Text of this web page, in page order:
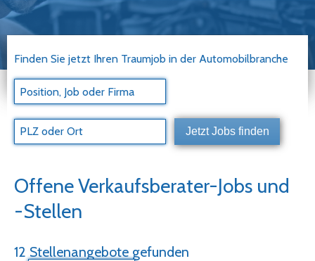
Finden Sie jetzt Ihren Traumjob in der Automobilbranche
Offene Verkaufsberater-Jobs und
-Stellen
12 Stellenangebote gefunden